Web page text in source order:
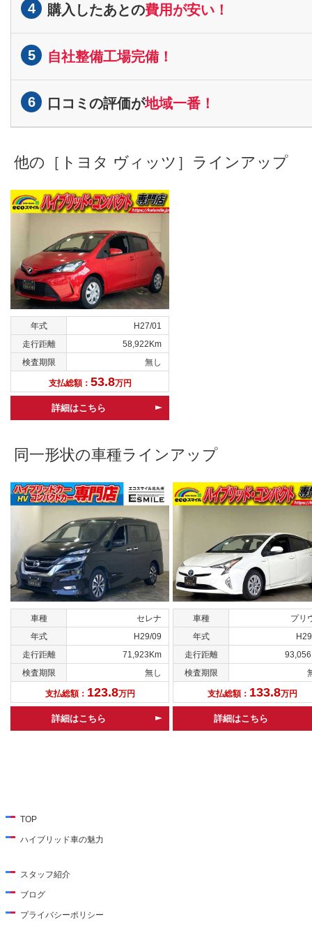
4 購入したあとの費用が安い！
5 自社整備工場完備！
6 口コミの評価が地域一番！
他の［トヨタ ヴィッツ］ラインアップ
年式
H27/01
走行距離
58,922Km
検査期限
無し
支払総額： 53.8万円
詳細はこちら
同一形状の車種ラインアップ
車種
セレナ
年式
H29/09
走行距離
71,923Km
検査期限
無し
支払総額： 123.8万円
詳細はこちら
車種
プリ
年式
走行距離
検査期限
支払総額： 133.8万円
詳細はこちら
TOP
ハイブリッド車の魅力
スタッフ紹介
ブログ
プライバシーポリシー